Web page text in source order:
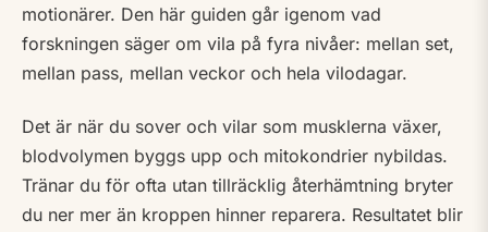
motionärer. Den här guiden går igenom vad
forskningen säger om vila på fyra nivåer: mellan set,
mellan pass, mellan veckor och hela vilodagar.
Det är när du sover och vilar som musklerna växer,
blodvolymen byggs upp och mitokondrier nybildas.
Tränar du för ofta utan tillräcklig återhämtning bryter
du ner mer än kroppen hinner reparera. Resultatet blir